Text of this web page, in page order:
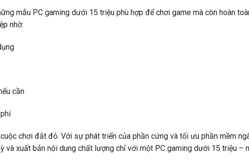
mẫu PC gaming dưới 15 triệu phù hợp để chơi game mà còn hoàn
nhờ:
cần
chơi đắt đỏ. Với sự phát triển của phần cứng và tối ưu phần mềm
và xuất bản nội dung chất lượng chỉ với một PC gaming dưới 15 triệu –